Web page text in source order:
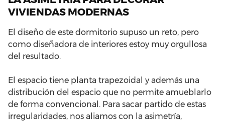
VIVIENDAS MODERNAS
El diseño de este dormitorio supuso un reto, pero
como diseñadora de interiores estoy muy orgullosa
del resultado.
El espacio tiene planta trapezoidal y además una
distribución del espacio que no permite amueblarlo
de forma convencional. Para sacar partido de estas
irregularidades, nos aliamos con la asimetría,